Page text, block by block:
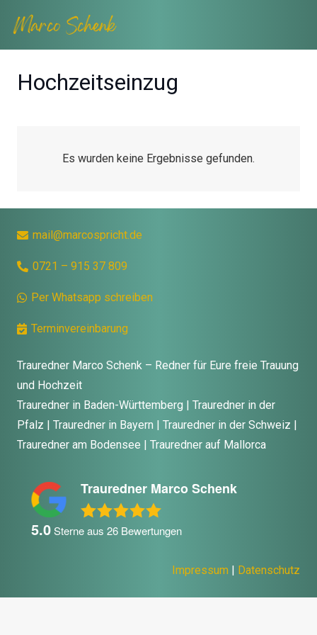
Hochzeitseinzug
Es wurden keine Ergebnisse gefunden.
mail@marcospricht.de
0721 – 915 37 809
Per Whatsapp schreiben
Terminvereinbarung
Trauredner Marco Schenk – Redner für Eure freie Trauung
und Hochzeit
Trauredner in Baden-Württemberg | Trauredner in der
Pfalz | Trauredner in Bayern | Trauredner in der Schweiz |
Trauredner am Bodensee | Trauredner auf Mallorca
Trauredner Marco Schenk
5.0Sterne aus 26 Bewertungen
Impressum | Datenschutz